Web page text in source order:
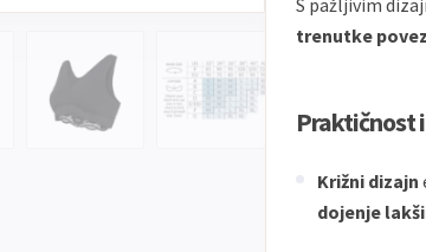
S pažljivim
trenutke
Praktičnost
Križni dizajn
dojenje